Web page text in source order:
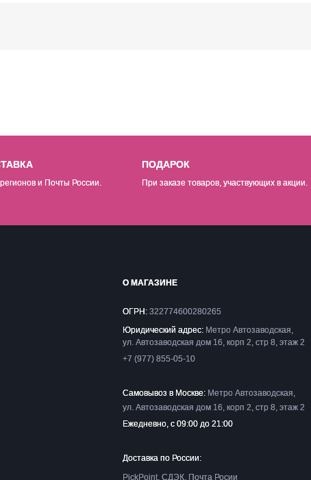
и Почты России.
ПОДАРОК
При заказе товаров, участвующих в акции.
О МАГАЗИНЕ
ОГРН: 322774600280265
Юридический адрес: Метро Автозаводская,
ул. Автозаводская дом 16, корп 2, стр 8, этаж 2
+7 (977) 855-05-10
Самовывоз в Москве: Метро Автозаводская,
ул. Автозаводская дом 16, корп 2, стр 8, этаж 2
Ежедневно, с 09:00 до 21:00
Доставка по России:
PickPoint, СДЭК, Почта Росии